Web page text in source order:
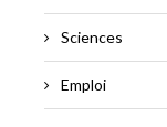
Sciences
Emploi